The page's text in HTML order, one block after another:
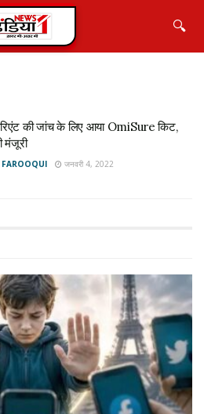
🔍
की जांच के लिए आया OmiSure किट,
मंजूरी
FAROOQUI जनवरी 4, 2022